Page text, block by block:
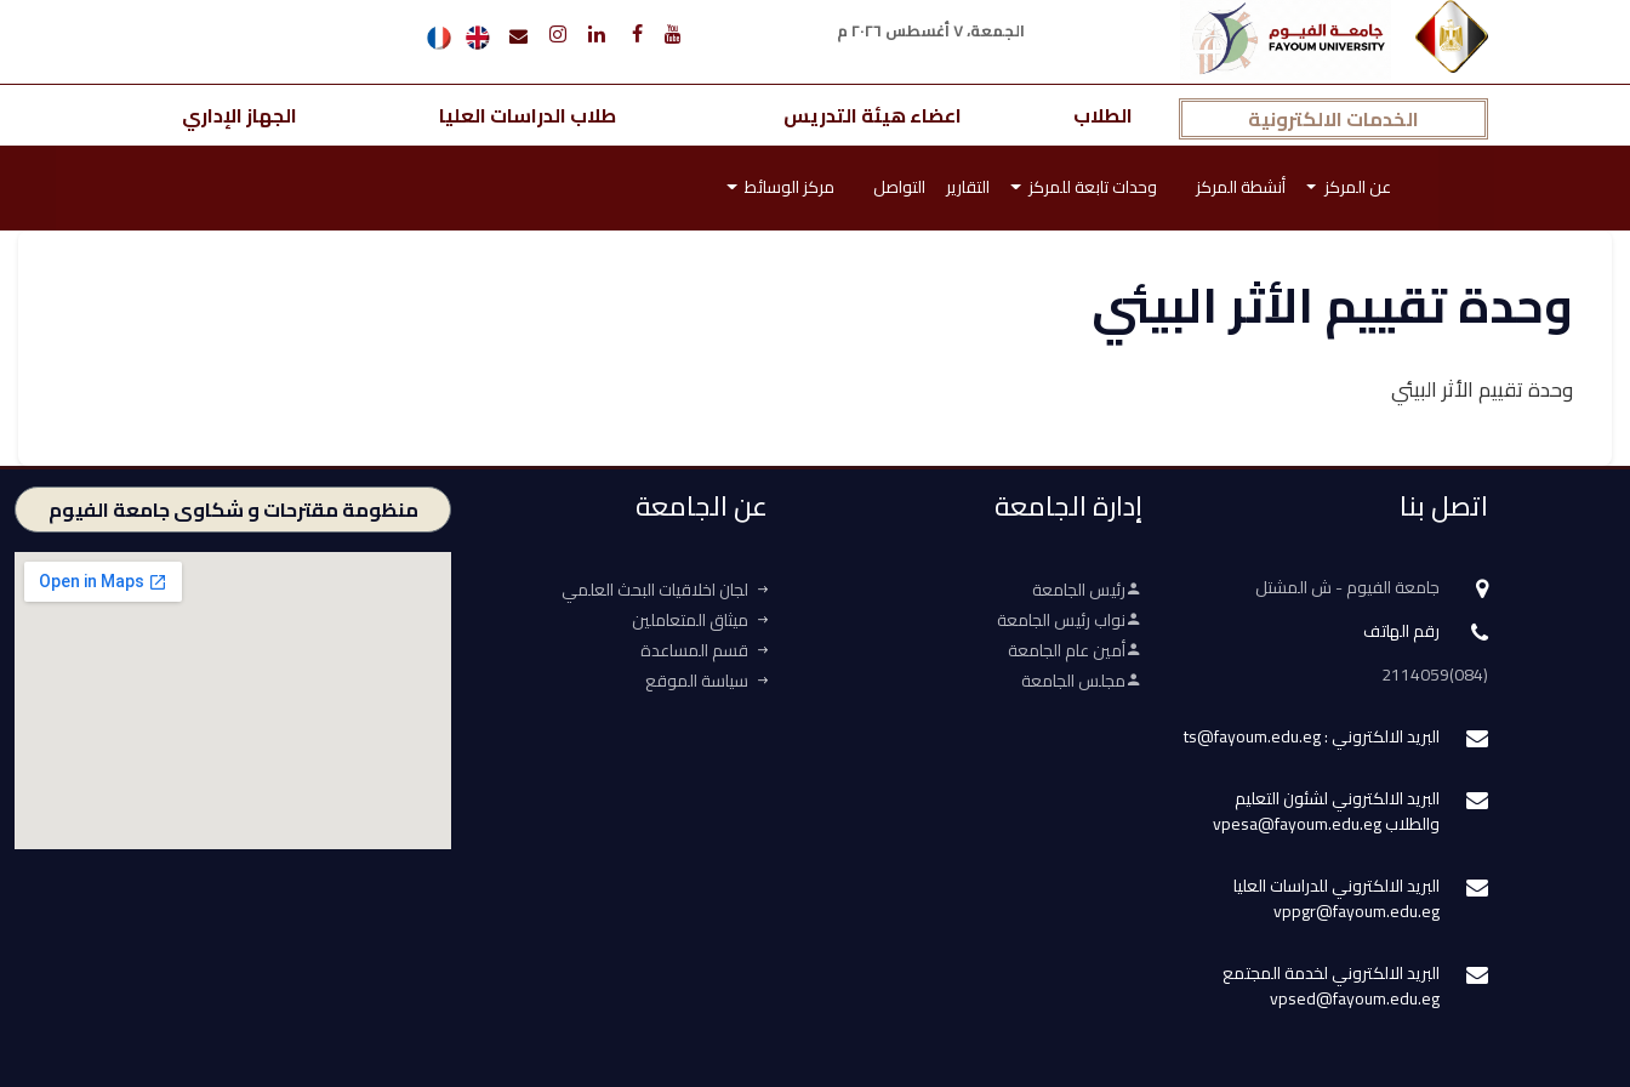
الجمعة، ٧ أغسطس ٢٠٢٦ م
الخدمات الالكترونية الطلاب اعضاء هيئة التدريس طلاب الدراسات العليا الجهاز الإداري
عن المركز أنشطة المركز وحدات تابعة للمركز التقارير التواصل مركز الوسائط
وحدة تقييم الأثر البيئي
وحدة تقييم الأثر البيئي
اتصل بنا
جامعة الفيوم - ش المشتل
رقم الهاتف
(084)2114059
البريد الالكتروني : ts@fayoum.edu.eg
البريد الالكتروني لشئون التعليم
والطلاب vpesa@fayoum.edu.eg
البريد الالكتروني للدراسات العليا
vppgr@fayoum.edu.eg
البريد الالكتروني لخدمة المجتمع
vpsed@fayoum.edu.eg
إدارة الجامعة
رئيس الجامعة
نواب رئيس الجامعة
أمين عام الجامعة
مجلس الجامعة
عن الجامعة
لجان اخلاقيات البحث العلمي
ميثاق المتعاملين
قسم المساعدة
سياسة الموقع
منظومة مقترحات و شكاوى جامعة الفيوم